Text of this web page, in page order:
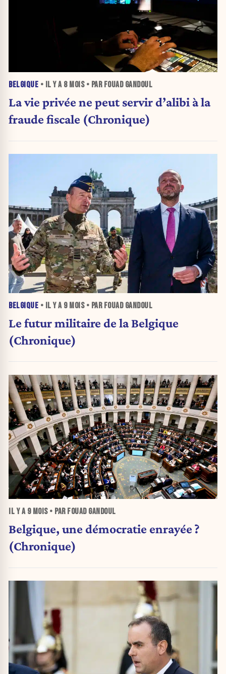
BELGIQUE • IL Y A 8 MOIS• PAR FOUAD GANDOUL
La vie privée ne peut servir d’alibi à la
fraude fiscale (Chronique)
BELGIQUE • IL Y A 9 MOIS• PAR FOUAD GANDOUL
Le futur militaire de la Belgique
(Chronique)
IL Y A 9 MOIS• PAR FOUAD GANDOUL
Belgique, une démocratie enrayée ?
(Chronique)